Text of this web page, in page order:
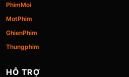
PhimMoi
MotPhim
GhienPhim
Thungphim
HỖ TRỢ